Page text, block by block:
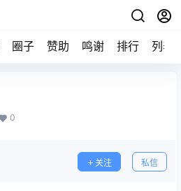
圈子 赞助 鸣谢 排行 列表
0
关注 私信